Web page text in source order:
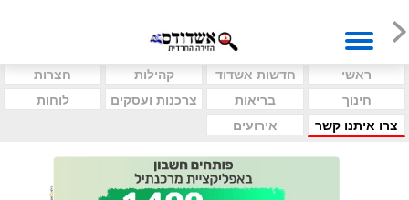
ראשי חדשות אשדוד קהילות
חצרות
חינוך
בריאות צרכנות ועסקים
לוחות
צרו איתנו קשר
אירועים